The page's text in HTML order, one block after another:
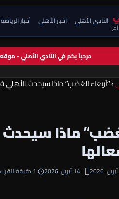
النادي الأهلي اخبار الأهلي أخبار
مرحباً بكم في النادي الأهلي -
›“أربعاء الغضب” ماذا سيحدث للأهلي
ماذا
14 أبريل، 2026 1 دقيقة للقراءة